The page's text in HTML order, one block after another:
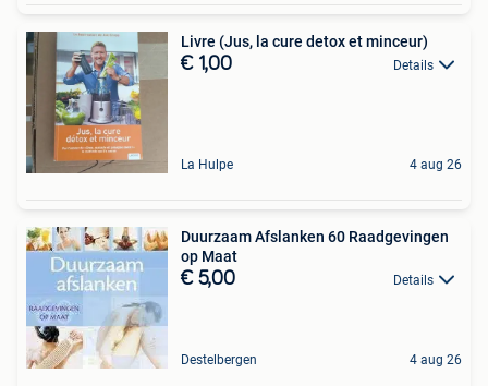
Livre (Jus, la cure detox et minceur)
€ 1,00 Details
La Hulpe 4 aug 26
Duurzaam Afslanken 60 Raadgevingen
op Maat
€ 5,00 Details
Destelbergen 4 aug 26